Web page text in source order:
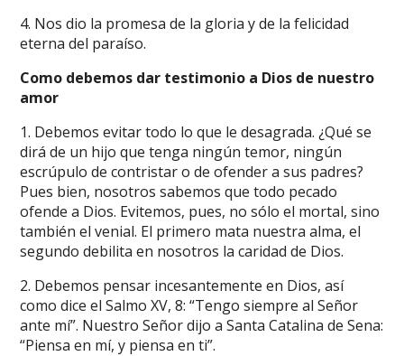
4. Nos dio la promesa de la gloria y de la felicidad
eterna del paraíso.
Como debemos dar testimonio a Dios de nuestro
amor
1. Debemos evitar todo lo que le desagrada. ¿Qué se
dirá de un hijo que tenga ningún temor, ningún
escrúpulo de contristar o de ofender a sus padres?
Pues bien, nosotros sabemos que todo pecado
ofende a Dios. Evitemos, pues, no sólo el mortal, sino
también el venial. El primero mata nuestra alma, el
segundo debilita en nosotros la caridad de Dios.
2. Debemos pensar incesantemente en Dios, así
como dice el Salmo XV, 8: “Tengo siempre al Señor
ante mí”. Nuestro Señor dijo a Santa Catalina de Sena:
“Piensa en mí, y piensa en ti”.